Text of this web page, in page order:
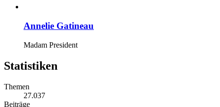
Annelie Gatineau
Madam President
Statistiken
Themen
27.037
Beiträge